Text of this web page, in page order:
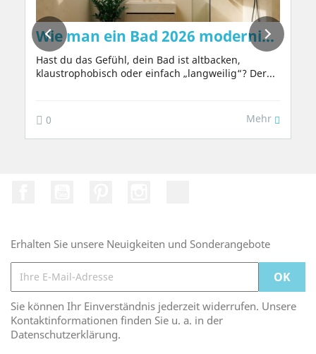
Wie man ein Bad 2026 modernisiert:
Hast du das Gefühl, dein Bad ist altbacken,
klaustrophobisch oder einfach „langweilig“? Der...
0 Mehr
Erhalten Sie unsere Neuigkeiten und Sonderangebote
Sie können Ihr Einverständnis jederzeit widerrufen. Unsere
Kontaktinformationen finden Sie u. a. in der
Datenschutzerklärung.